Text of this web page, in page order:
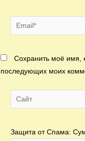
Email*
Сохранить моё имя,
последующих моих
Сайт
Защита от Спама: